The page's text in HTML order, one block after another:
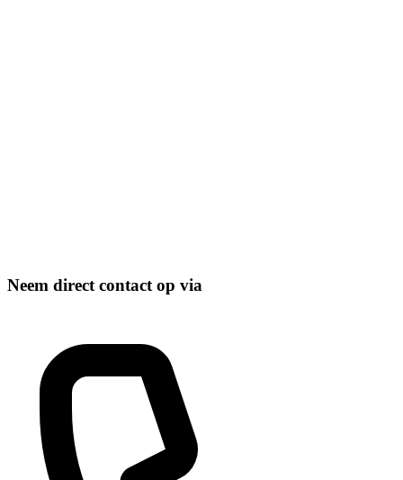
Neem direct contact op via